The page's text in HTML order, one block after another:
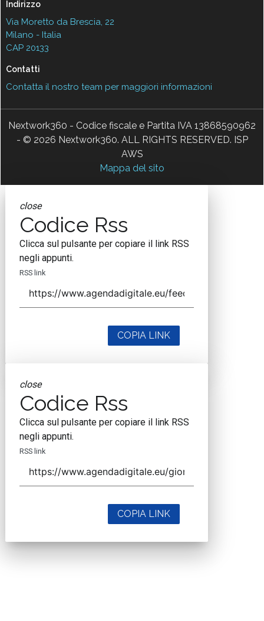
Indirizzo
Via Moretto da Brescia, 22
Milano - Italia
CAP 20133
Contatti
Contatta il nostro team per maggiori informazioni
Nextwork360 - Codice fiscale e Partita IVA 13868590962
- © 2026 Nextwork360. ALL RIGHTS RESERVED. ISP
AWS
Mappa del sito
close
Codice Rss
Clicca sul pulsante per copiare il link RSS
negli appunti.
RSS link
COPIA LINK
close
Codice Rss
Clicca sul pulsante per copiare il link RSS
negli appunti.
RSS link
COPIA LINK